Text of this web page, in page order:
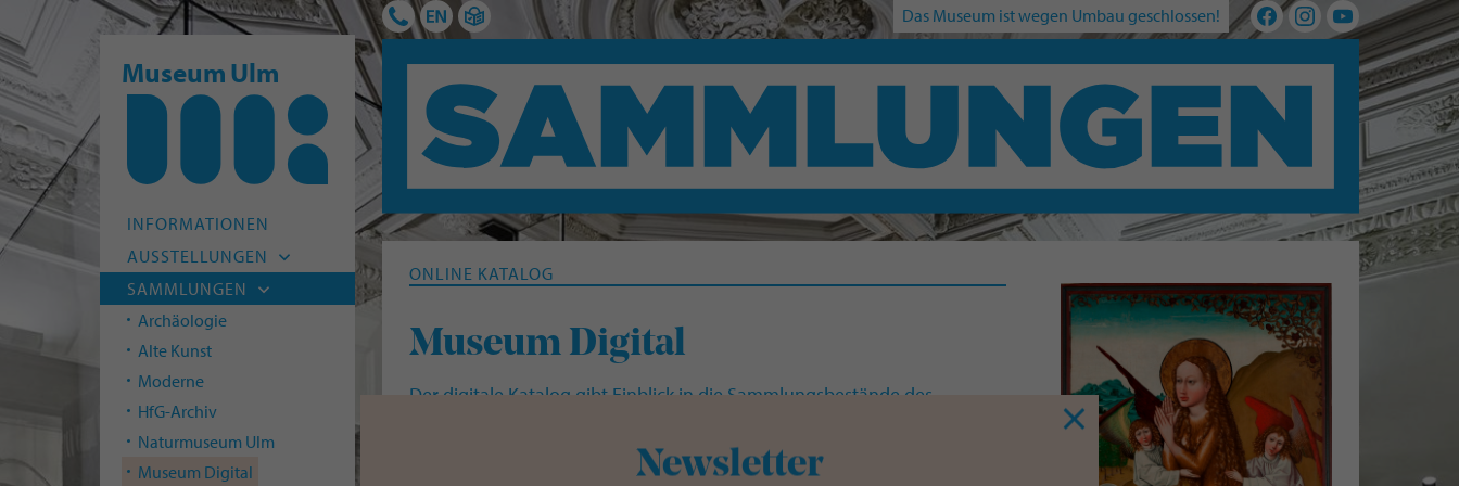
Museum Ulm
INFORMATIONEN
AUSSTELLUNGEN
Aktuell
Vorschau
Archiv
SAMMLUNGEN
Archäologie
Alte Kunst
Moderne
HfG-Archiv
Naturmuseum Ulm
Museum Digital
Das Museum ist wegen Umbau geschlossen!
ONLINE KATALOG
Museum Digital
Der digitale Katalog gibt Einblick in die Sammlungsbestände des
Newsletter